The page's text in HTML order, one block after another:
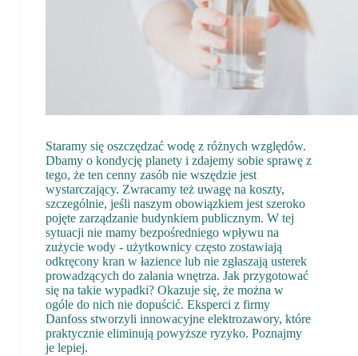
Staramy się oszczędzać wodę z różnych względów.
Dbamy o kondycję planety i zdajemy sobie sprawę z
tego, że ten cenny zasób nie wszędzie jest
wystarczający. Zwracamy też uwagę na koszty,
szczególnie, jeśli naszym obowiązkiem jest szeroko
pojęte zarządzanie budynkiem publicznym. W tej
sytuacji nie mamy bezpośredniego wpływu na
zużycie wody - użytkownicy często zostawiają
odkręcony kran w łazience lub nie zgłaszają usterek
prowadzących do zalania wnętrza. Jak przygotować
się na takie wypadki? Okazuje się, że można w
ogóle do nich nie dopuścić. Eksperci z firmy
Danfoss stworzyli innowacyjne elektrozawory, które
praktycznie eliminują powyższe ryzyko. Poznajmy
je lepiej.